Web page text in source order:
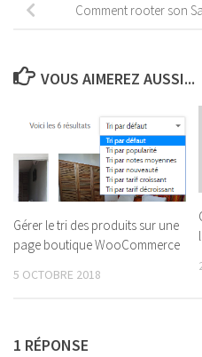
Comment rooter son
VOUS AIMEREZ AUSSI...
Gérer le tri des produits sur une
page boutique WooCommerce
5 OCTOBRE 2018
1 RÉPONSE